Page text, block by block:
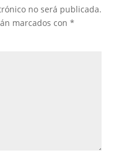
no será publicada.
marcados con *